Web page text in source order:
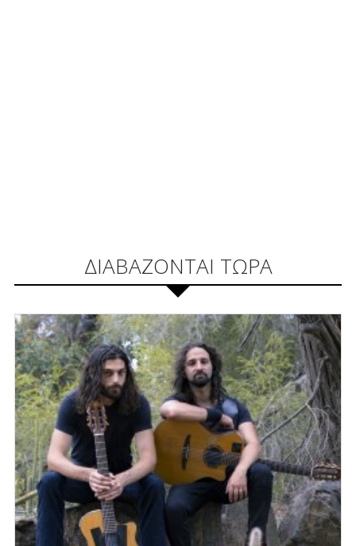
ΔΙΑΒΑΖΟΝΤΑΙ ΤΩΡΑ